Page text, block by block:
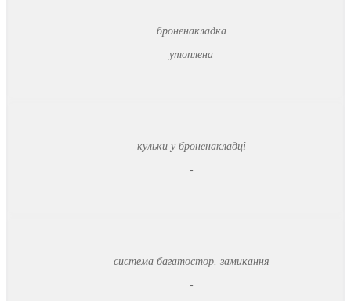
броненакладка
утоплена
кульки у броненакладці
-
система багатостор. замикання
-